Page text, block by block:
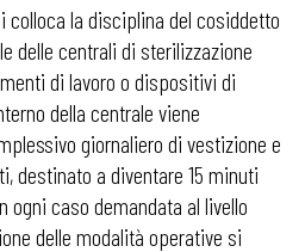
la disciplina del cosiddetto
delle centrali di sterilizzazione
di lavoro o dispositivi di
della centrale viene
giornaliero di vestizione e
destinato a diventare 15 minuti
ogni caso demandata al livello
delle modalità operative si